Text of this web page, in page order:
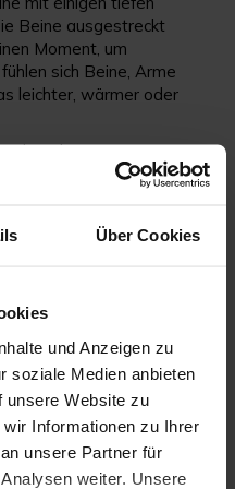
Über Cookies
und Anzeigen zu
soziale Medien anbieten
unsere Website zu
Informationen zu Ihrer
unsere Partner für
weiter. Unsere
Beine ausgestreckt
Moment, um
sich Beine, Arme
leichter, wärmer oder
gehört genauso zur
selbst und ist ein
ein wohltuender
ist.
Betroffene